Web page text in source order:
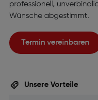
professionell,
Wünsche abgestimmt.
Termin vereinbaren
Unsere Vorteile